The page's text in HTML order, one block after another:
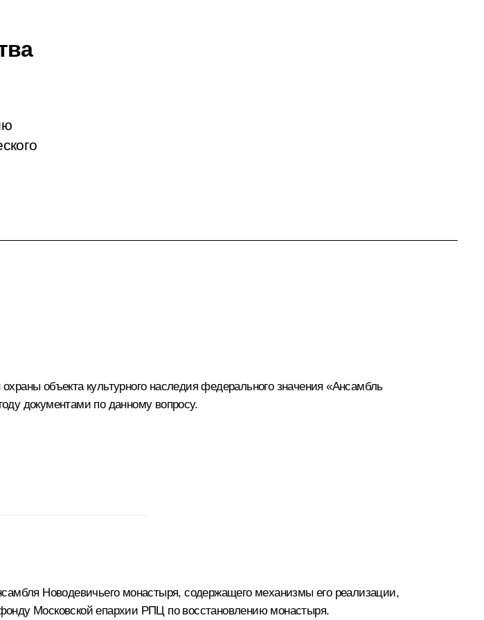
объекта культурного наследия федерального значения «Ансамбль
документами по данному вопросу.
Новодевичьего монастыря, содержащего механизмы его реализации,
Московской епархии РПЦ по восстановлению монастыря.